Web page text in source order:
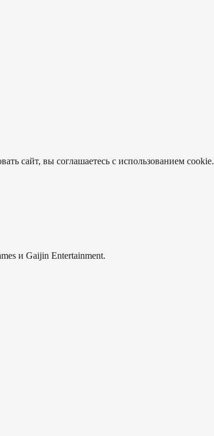
сайт, вы соглашаетесь с использованием cookie.
и Gaijin Entertainment.